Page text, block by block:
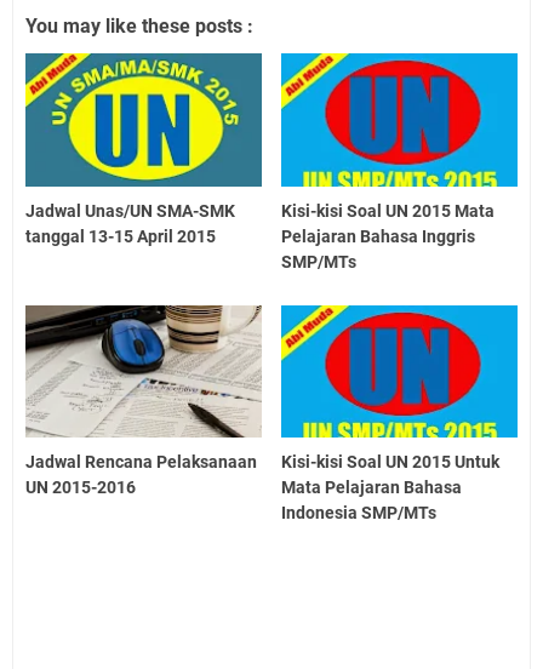
You may like these posts :
Jadwal Unas/UN SMA-SMK
tanggal 13-15 April 2015
Kisi-kisi Soal UN 2015 Mata
Pelajaran Bahasa Inggris
SMP/MTs
Jadwal Rencana Pelaksanaan
UN 2015-2016
Kisi-kisi Soal UN 2015 Untuk
Mata Pelajaran Bahasa
Indonesia SMP/MTs